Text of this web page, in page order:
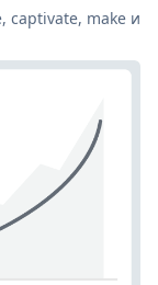
captivate, make и